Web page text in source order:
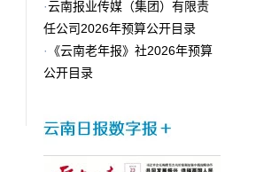
·云南报业传媒（集团）有限责
任公司2026年预算公开目录
· 《云南老年报》社2026年预算
公开目录